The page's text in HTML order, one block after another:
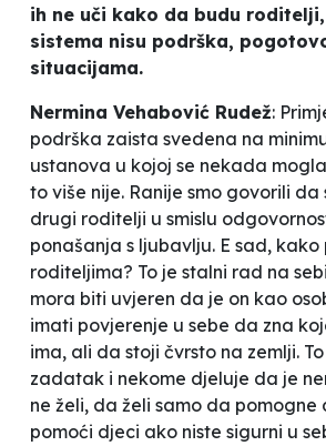
ih ne uči kako da budu
sistema nisu podrška,
situacijama.
Nermina Vehabović Rudež:
podrška zaista svedena na
ustanova u kojoj se nekada
to više nije. Ranije smo govorili da
drugi roditelji u smislu
ponašanja s ljubavlju. E sad, kako
roditeljima? To je stalni rad na
mora biti uvjeren da je on kao
imati povjerenje u sebe da zna
ima, ali da stoji čvrsto na zemlji.
zadatak i nekome djeluje da je
ne želi, da želi samo da pomogne
pomoći djeci ako niste sigurni u